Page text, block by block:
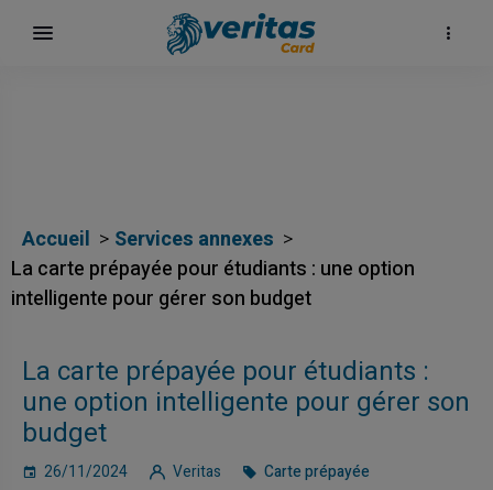
Accueil
Services annexes
La carte prépayée pour étudiants : une option
intelligente pour gérer son budget
La carte prépayée pour étudiants :
une option intelligente pour gérer son
budget
26/11/2024 Veritas Carte prépayée